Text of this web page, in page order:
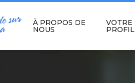
À PROPOS DE
NOUS
VOTRE
PROFIL